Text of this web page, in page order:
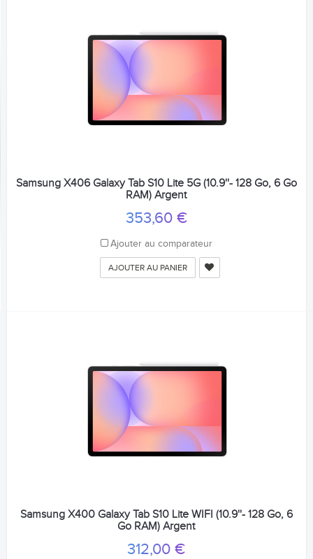
Samsung X406 Galaxy Tab S10 Lite 5G (10.9''- 128 Go, 6 Go
RAM) Argent
353,60 €
Ajouter au comparateur
AJOUTER AU PANIER
Samsung X400 Galaxy Tab S10 Lite WIFI (10.9''- 128 Go, 6
Go RAM) Argent
312,00 €